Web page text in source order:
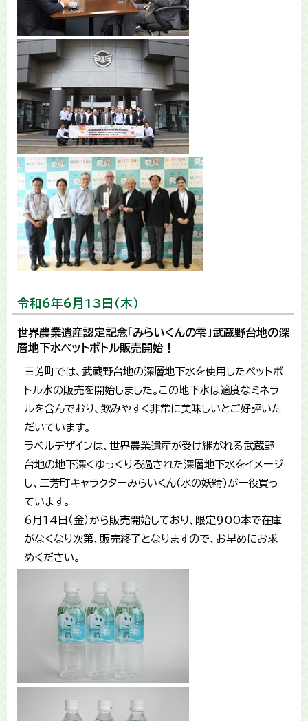
令和6年6月13日（木）
世界農業遺産認定記念「みらいくんの雫」武蔵野台地の深
層地下水ペットボトル販売開始！
三芳町では、武蔵野台地の深層地下水を使用したペットボ
トル水の販売を開始しました。この地下水は適度なミネラ
ルを含んでおり、飲みやすく非常に美味しいとご好評いた
だいています。
ラベルデザインは、世界農業遺産が受け継がれる武蔵野
台地の地下深くゆっくりろ過された深層地下水をイメージ
し、三芳町キャラクターみらいくん(水の妖精)が一役買っ
ています。
6月14日（金）から販売開始しており、限定900本で在庫
がなくなり次第、販売終了となりますので、お早めにお求
めください。